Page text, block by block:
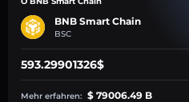
BNB Smart Chain
BSC
593.29901326$
Mehr erfahren: $ 79006.49 B